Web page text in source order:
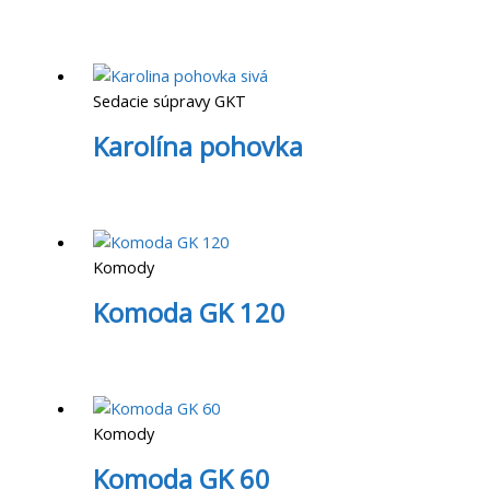
Sedacie súpravy GKT
Karolína pohovka
Komody
Komoda GK 120
Komody
Komoda GK 60